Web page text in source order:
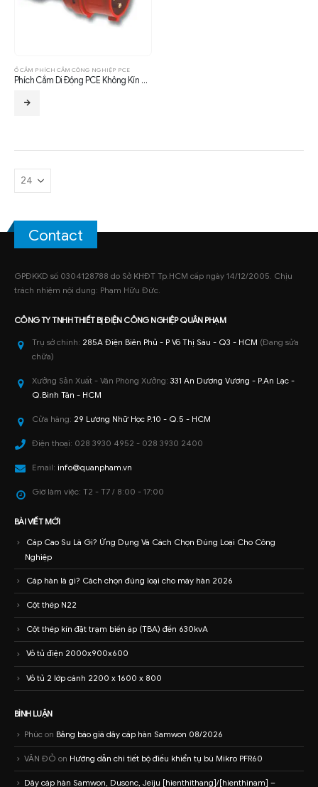
Ổ CẮM PHÍCH CẮM CÔNG NGHIỆP PCE
Phích Cắm Di Động PCE Không Kín Nước (Ip44) F025-6
Contact
GPĐKKD số 0304128788 do Sở KHĐT Tp.HCM cấp ngày 14/12/2005. Chịu
trách nhiệm nội dung: Phạm Hữu Đức.
CÔNG TY TNHHTHIẾT BỊ ĐIỆN CÔNG NGHIỆPQUÂN PHẠM
Trụ sở chính: 285A Điện Biên Phủ - P Võ Thị Sáu - Q3 - HCM (Đang sửa
chữa)
Xưởng Sản Xuất - Văn Phòng Xưởng: 331 An Dương Vương - P.An Lạc -
Q.Bình Tân - HCM
Cửa hàng: 29 Lương Nhữ Học P.10 - Q.5 - HCM
Điện thoại: 028 3930 4952 - 028 3930 2400
Email: info@quanpham.vn
Giờ làm việc: T2 - T7 / 8:00 - 17:00
BÀI VIẾT MỚI
Cáp Cao Su Là Gì? Ứng Dụng Và Cách Chọn Đúng Loại Cho Công
Nghiệp
Cáp hàn là gì? Cách chọn đúng loại cho máy hàn 2026
Cột thép N22
Cột thép kín đặt trạm biến áp (TBA) đến 630kvA
Vỏ tủ điện 2000x900x600
Vỏ tủ 2 lớp cánh 2200 x 1600 x 800
BÌNH LUẬN
Phúc on Bảng báo giá dây cáp hàn Samwon 08/2026
VĂN ĐỎ on Hướng dẫn chi tiết bộ điều khiển tụ bù Mikro PFR60
Dây cáp hàn Samwon, Dusonc, Jeiju [hienthithang]/[hienthinam] –